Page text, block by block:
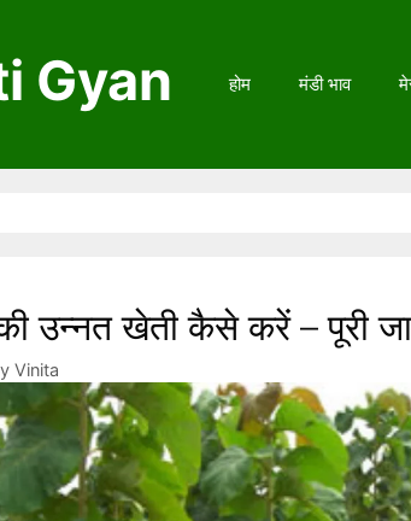
Gyan होम मंडी भाव
उन्नत खेती कैसे करें – पूरी
Vinita